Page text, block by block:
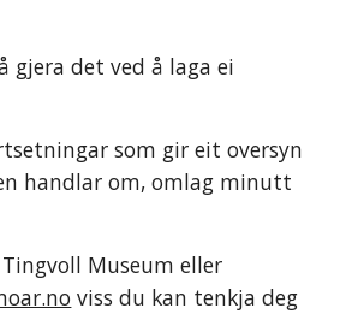
gjera det ved å laga ei
som gir eit oversyn
handlar om, omlag minutt
viss du kan tenkja deg